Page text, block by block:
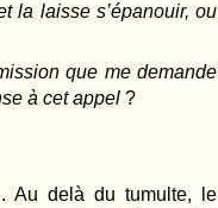
la laisse s’épanouir, ou
que me demande
à cet appel ?
Au delà du tumulte, le